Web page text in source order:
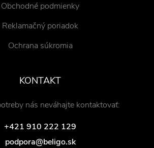
Obchodné podmienky
Reklamačný poriadok
Ochrana súkromia
KONTAKT
nás neváhajte kontaktovať:
+421 910 222 129
podpora@beligo.sk